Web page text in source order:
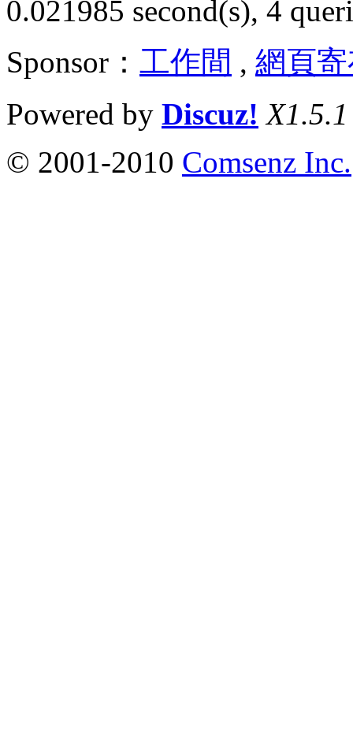
0.021985 second(s), 4
Sponsor： 工作間 , 網頁
Powered by Discuz! X1.5.1
© 2001-2010 Comsenz Inc.